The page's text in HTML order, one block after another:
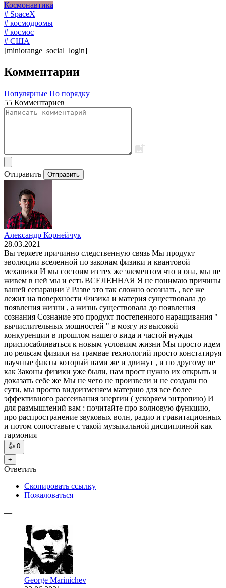
Космонавтика
# SpaceX
# космодромы
# космос
# США
[miniorange_social_login]
Комментарии
Популярные По порядку
55 Комментариев
Отправить Отправить
Александр Корнейчук
28.03.2021
Вы теряете причинно следственную связь Мы продукт
эволюции вселенной по законам физики и квантовой
механики И мы состоим из тех же элементом что и она, мы не
живем в ней мы и есть ВСЕЛЕННАЯ Я не понимаю причины
вашей сепарации ? Разве это так сложно осознать , все же
лежит на поверхности Физика и материя существовала до
появления жизни , а жизнь существовала до появления
сознания Сознание это продукт постепенного наращивания "
вычислительных мощностей " в мозгу из высокой
конкуренции в прошлом нашего вида и частой нужды
приспосабливаться к новым условиям жизни Мы просто идем
по рельсам физики на трамвае технологий просто констатируя
научные факты который нами же и движут , и по другому не
как Законы физики уже были, нам прост нужно их открыть и
доказать себе же Мы не чего не произвели и не создали по
сути, мы просто видоизменяем материю для все более
эффективного рассеивания энергии ( ускоряем энтропию) И
для размышлений вам : почитайте про волновую функцию,
про распространение звуковых волн, радио и гравитационных
и потом сопоставьте с такой музыкальной дисциплиной как
гармония
👍 0
+
Ответить
Скопировать ссылку
Пожаловаться
—
George Marinichev